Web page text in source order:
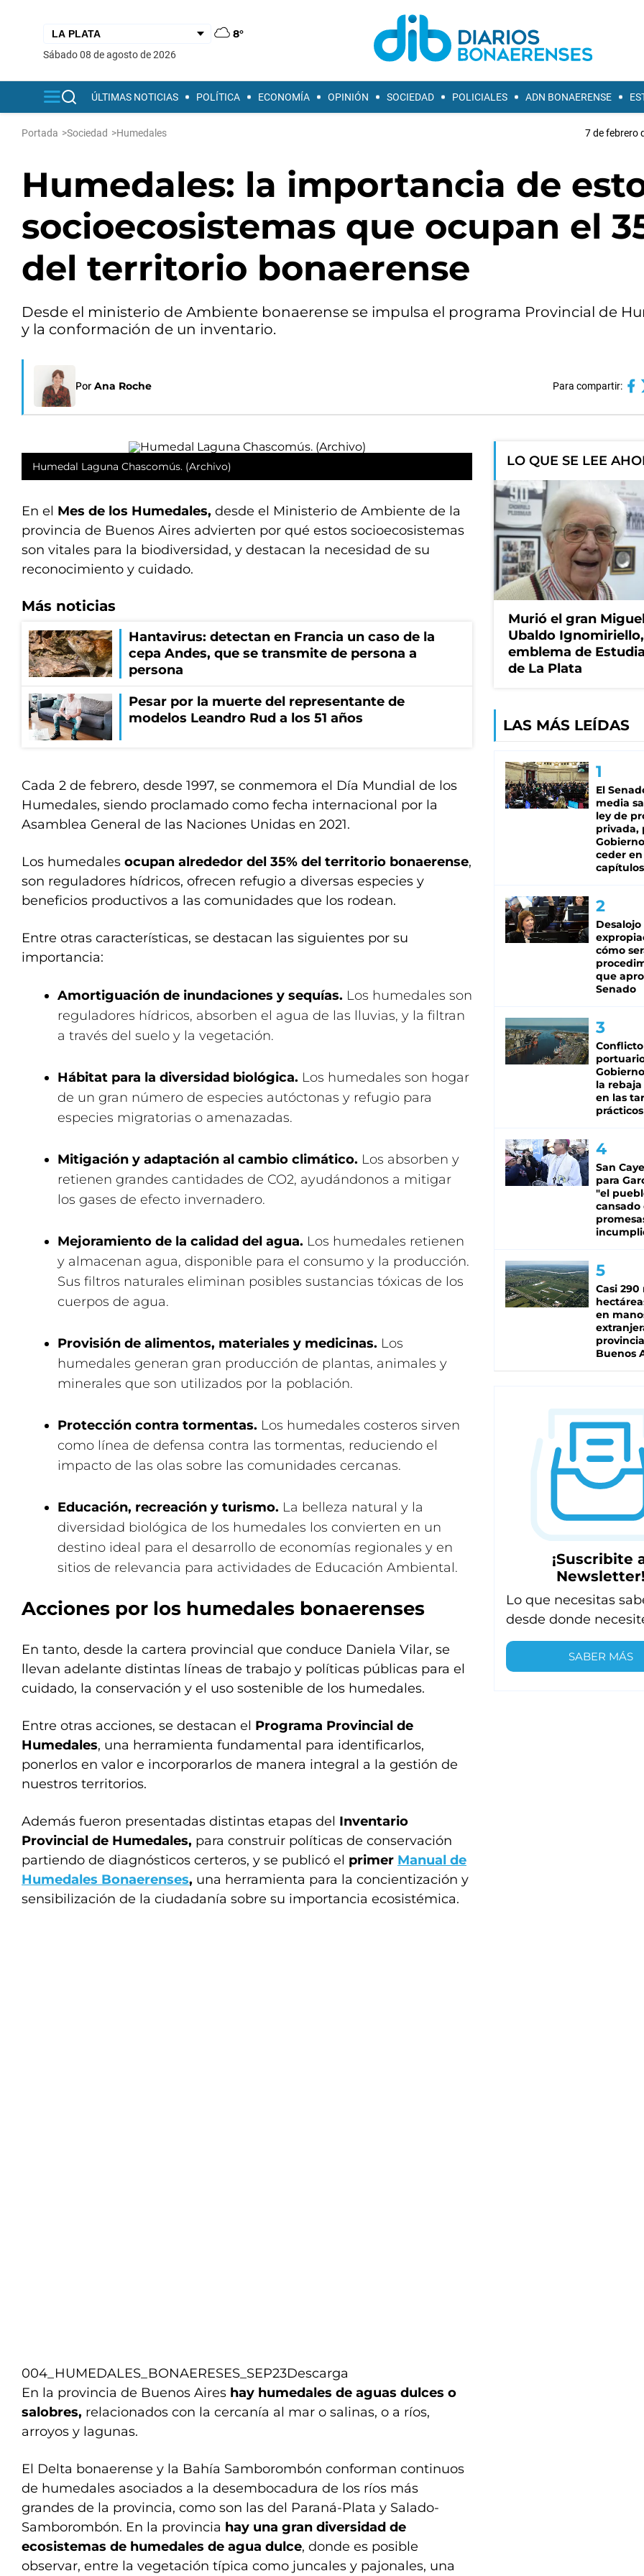
8°
sábado 08 de agosto de 2026
ÚLTIMAS NOTICIAS POLÍTICA ECONOMÍA OPINIÓN SOCIEDAD POLICIALES ADN BONAERENSE
Portada >Sociedad >Humedales 7 de febrero
Humedales: la importancia de
socioecosistemas que ocupan el
del territorio bonaerense
Desde el ministerio de Ambiente bonaerense se impulsa el programa Provincial de
y la conformación de un inventario.
Por Ana Roche Para compartir:
Humedal Laguna Chascomús. (Archivo)
En el Mes de los Humedales, desde el Ministerio de Ambiente de la
provincia de Buenos Aires advierten por qué estos socioecosistemas
son vitales para la biodiversidad, y destacan la necesidad de su
reconocimiento y cuidado.
Más noticias
Hantavirus: detectan en Francia un caso de la
cepa Andes, que se transmite de persona a
persona
Pesar por la muerte del representante de
modelos Leandro Rud a los 51 años
Cada 2 de febrero, desde 1997, se conmemora el Día Mundial de los
Humedales, siendo proclamado como fecha internacional por la
Asamblea General de las Naciones Unidas en 2021.
Los humedales ocupan alrededor del 35% del territorio bonaerense,
son reguladores hídricos, ofrecen refugio a diversas especies y
beneficios productivos a las comunidades que los rodean.
Entre otras características, se destacan las siguientes por su
importancia:
Amortiguación de inundaciones y sequías. Los humedales son
reguladores hídricos, absorben el agua de las lluvias, y la filtran
a través del suelo y la vegetación.
Hábitat para la diversidad biológica. Los humedales son hogar
de un gran número de especies autóctonas y refugio para
especies migratorias o amenazadas.
Mitigación y adaptación al cambio climático. Los absorben y
retienen grandes cantidades de CO2, ayudándonos a mitigar
los gases de efecto invernadero.
Mejoramiento de la calidad del agua. Los humedales retienen
y almacenan agua, disponible para el consumo y la producción.
Sus filtros naturales eliminan posibles sustancias tóxicas de los
cuerpos de agua.
Provisión de alimentos, materiales y medicinas. Los
humedales generan gran producción de plantas, animales y
minerales que son utilizados por la población.
Protección contra tormentas. Los humedales costeros sirven
como línea de defensa contra las tormentas, reduciendo el
impacto de las olas sobre las comunidades cercanas.
Educación, recreación y turismo. La belleza natural y la
diversidad biológica de los humedales los convierten en un
destino ideal para el desarrollo de economías regionales y en
sitios de relevancia para actividades de Educación Ambiental.
Acciones por los humedales bonaerenses
En tanto, desde la cartera provincial que conduce Daniela Vilar, se
llevan adelante distintas líneas de trabajo y políticas públicas para el
cuidado, la conservación y el uso sostenible de los humedales.
Entre otras acciones, se destacan el Programa Provincial de
Humedales, una herramienta fundamental para identificarlos,
ponerlos en valor e incorporarlos de manera integral a la gestión de
nuestros territorios.
Además fueron presentadas distintas etapas del Inventario
Provincial de Humedales, para construir políticas de conservación
partiendo de diagnósticos certeros, y se publicó el primer Manual de
Humedales Bonaerenses, una herramienta para la concientización y
sensibilización de la ciudadanía sobre su importancia ecosistémica.
004_HUMEDALES_BONAERESES_SEP23Descarga
En la provincia de Buenos Aires hay humedales de aguas dulces o
salobres, relacionados con la cercanía al mar o salinas, o a ríos,
arroyos y lagunas.
El Delta bonaerense y la Bahía Samborombón conforman continuos
de humedales asociados a la desembocadura de los ríos más
grandes de la provincia, como son las del Paraná-Plata y Salado-
Samborombón. En la provincia hay una gran diversidad de
ecosistemas de humedales de agua dulce, donde es posible
observar, entre la vegetación típica como juncales y pajonales, una
LO QUE SE LEE
Murió el gran
Ubaldo
emblema de
de La Plata
LAS MÁS LEÍDAS
El
media
ley de
privada,
ceder
capítulos
cómo
que
Senado
Conflicto
la rebaja
en las
prácticos
San
para
"el
cansado
Casi 290
en
Buenos
¡Suscribite
Lo que necesitas
desde donde
SABER MÁS